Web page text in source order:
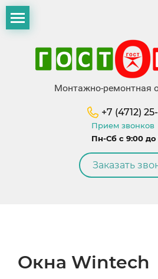
Монтажно-ремонтная
+7 (4712)
Прием звонков
Пн-Сб с 9:00 до
Заказать
Окна Wintech